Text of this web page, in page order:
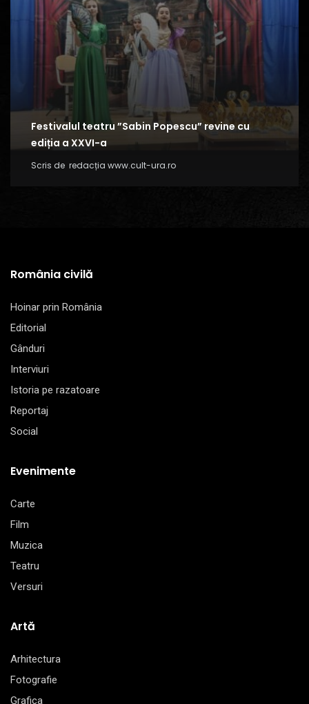
Festivalul teatru ”Sabin Popescu” revine cu
ediția a XXVI-a
Scris de redacția www.cult-ura.ro
România civilă
Hoinar prin România
Editorial
Gânduri
Interviuri
Istoria pe razatoare
Reportaj
Social
Evenimente
Carte
Film
Muzica
Teatru
Versuri
Artă
Arhitectura
Fotografie
Grafica